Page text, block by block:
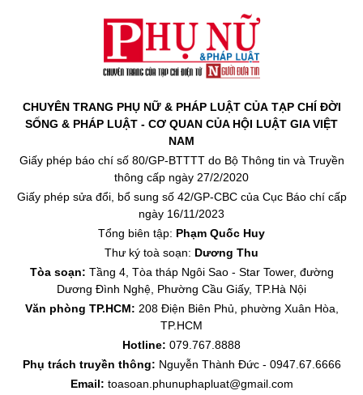
CHUYÊN TRANG PHỤ NỮ & PHÁP LUẬT CỦA TẠP CHÍ ĐỜI
SỐNG & PHÁP LUẬT - CƠ QUAN CỦA HỘI LUẬT GIA VIỆT
NAM
Giấy phép báo chí số 80/GP-BTTTT do Bộ Thông tin và Truyền
thông cấp ngày 27/2/2020
Giấy phép sửa đổi, bổ sung số 42/GP-CBC của Cục Báo chí cấp
ngày 16/11/2023
Tổng biên tập: Phạm Quốc Huy
Thư ký toà soạn: Dương Thu
Tòa soạn: Tầng 4, Tòa tháp Ngôi Sao - Star Tower, đường
Dương Đình Nghệ, Phường Cầu Giấy, TP.Hà Nội
Văn phòng TP.HCM: 208 Điện Biên Phủ, phường Xuân Hòa,
TP.HCM
Hotline: 079.767.8888
Phụ trách truyền thông: Nguyễn Thành Đức - 0947.67.6666
Email: toasoan.phunuphapluat@gmail.com